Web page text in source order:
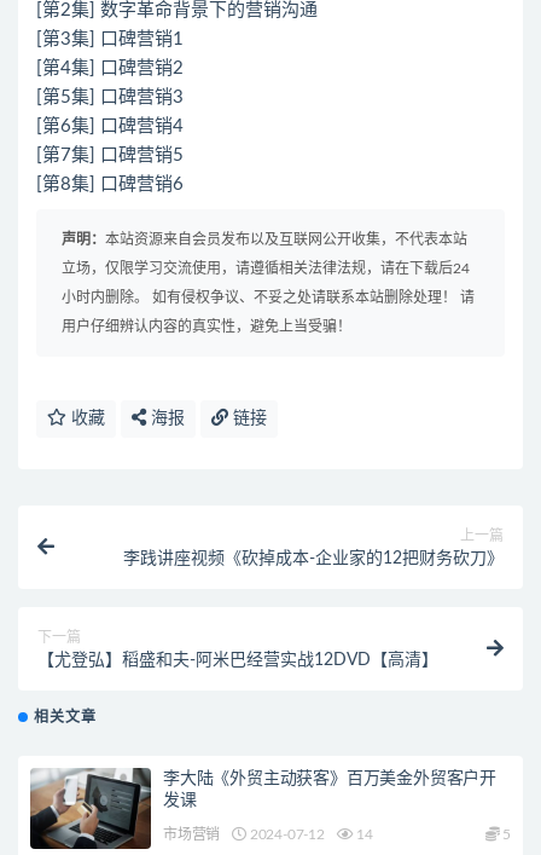
[第2集] 数字革命背景下的营销沟通
[第3集] 口碑营销1
[第4集] 口碑营销2
[第5集] 口碑营销3
[第6集] 口碑营销4
[第7集] 口碑营销5
[第8集] 口碑营销6
声明： 本站资源来自会员发布以及互联网公开收集，不代表本站
立场，仅限学习交流使用，请遵循相关法律法规，请在下载后24
小时内删除。 如有侵权争议、不妥之处请联系本站删除处理！ 请
用户仔细辨认内容的真实性，避免上当受骗！
收藏 海报 链接
上一篇
李践讲座视频《砍掉成本-企业家的12把财务砍刀》
下一篇
【尤登弘】稻盛和夫-阿米巴经营实战12DVD【高清】
相关文章
李大陆《外贸主动获客》百万美金外贸客户开
发课
市场营销 2024-07-12 14 5